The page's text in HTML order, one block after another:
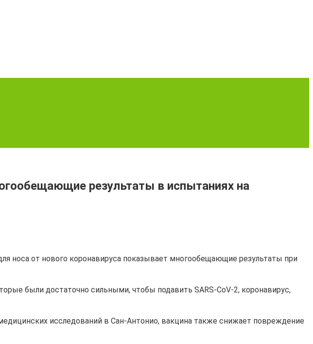
результаты в испытаниях на
носа от нового коронавируса показывает многообещающие результаты при
были достаточно сильными, чтобы подавить SARS-CoV-2, коронавирус,
исследований в Сан-Антонио, вакцина также снижает повреждение